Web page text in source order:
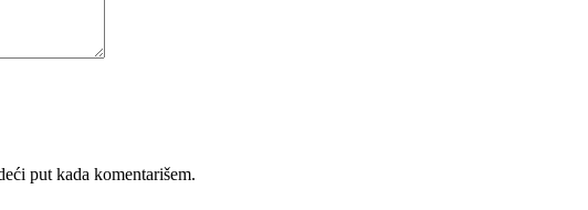
put kada komentarišem.